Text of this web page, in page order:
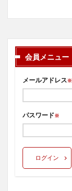
会員メニュー
メールアドレス※
パスワード※
ログイン